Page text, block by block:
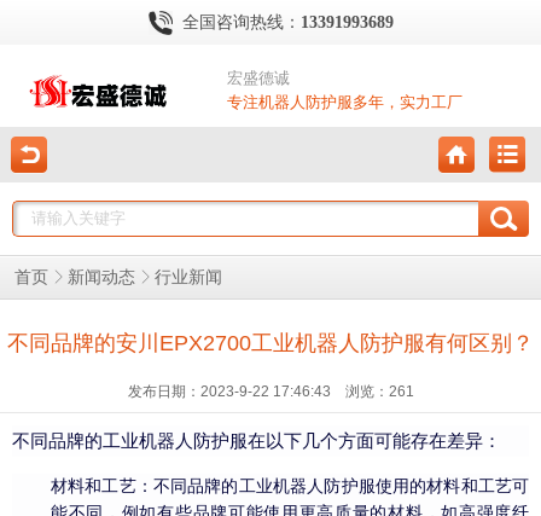
全国咨询热线： 13391993689
宏盛德诚
专注机器人防护服多年，实力工厂
首页 新闻动态 行业新闻
不同品牌的安川EPX2700工业机器人防护服有何区别？
发布日期：2023-9-22 17:46:43 浏览： 261
不同品牌的工业机器人防护服在以下几个方面可能存在差异：
材料和工艺：不同品牌的工业机器人防护服使用的材料和工艺可